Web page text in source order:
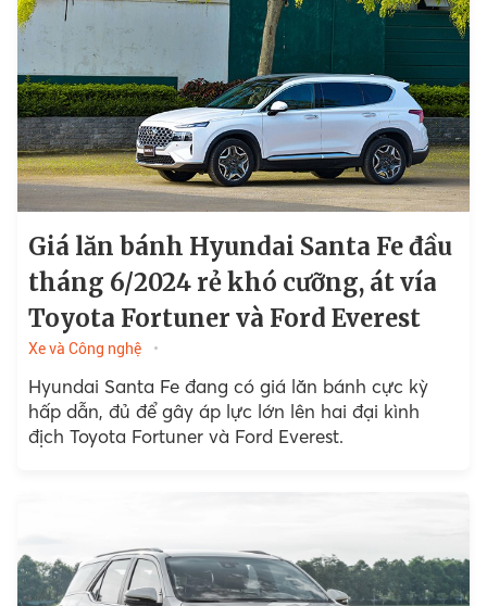
Giá lăn bánh Hyundai Santa Fe đầu
tháng 6/2024 rẻ khó cưỡng, át vía
Toyota Fortuner và Ford Everest
Xe và Công nghệ
Hyundai Santa Fe đang có giá lăn bánh cực kỳ
hấp dẫn, đủ để gây áp lực lớn lên hai đại kình
địch Toyota Fortuner và Ford Everest.